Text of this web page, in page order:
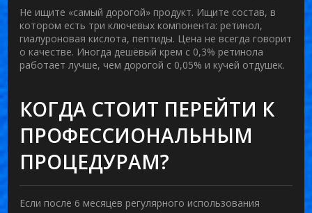
Не ищите «самый дорогой» продукт. Ищите состав, в
котором есть три ключевых компонента: ретинол,
гиалуроновая кислота, пептиды. Цена не всегда говорит
о качестве. Иногда дешёвый крем с 0,3% ретинола
работает лучше, чем дорогой с 0,05% и кучей отдушек.
КОГДА СТОИТ ПЕРЕЙТИ К
ПРОФЕССИОНАЛЬНЫМ
ПРОЦЕДУРАМ?
Если после 6 месяцев регулярного использования